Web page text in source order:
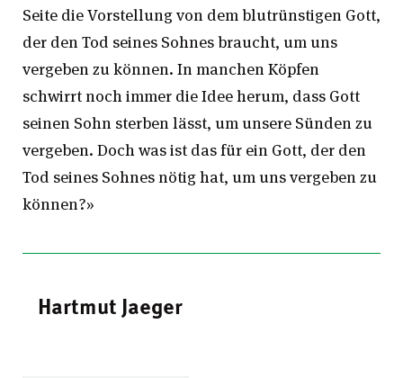
Seite die Vorstellung von dem blutrünstigen Gott,
der den Tod seines Sohnes braucht, um uns
vergeben zu können. In manchen Köpfen
schwirrt noch immer die Idee herum, dass Gott
seinen Sohn sterben lässt, um unsere Sünden zu
vergeben. Doch was ist das für ein Gott, der den
Tod seines Sohnes nötig hat, um uns vergeben zu
können?»
Hartmut Jaeger